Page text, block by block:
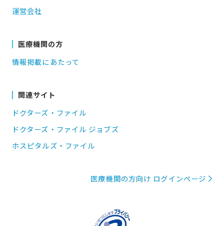
運営会社
医療機関の方
情報掲載にあたって
関連サイト
ドクターズ・ファイル
ドクターズ・ファイル ジョブズ
ホスピタルズ・ファイル
医療機関の方向け ログインページ